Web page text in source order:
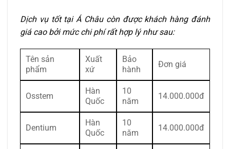
Dịch vụ tốt tại Á Châu còn được khách hàng đánh
giá cao bởi mức chi phí rất hợp lý như sau:
Tên sản
phẩm
Xuất
xứ
Bảo
hành
Đơn giá
Osstem
Hàn
Quốc
10
năm
14.000.000đ
Dentium
Hàn
Quốc
10
năm
14.000.000đ